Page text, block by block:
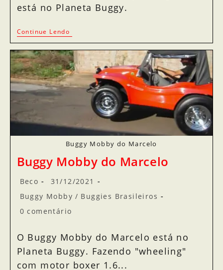
está no Planeta Buggy.
Continue Lendo
Buggy Mobby do Marcelo
Buggy Mobby do Marcelo
Beco
31/12/2021
Buggy Mobby / Buggies Brasileiros
0 comentário
O Buggy Mobby do Marcelo está no
Planeta Buggy. Fazendo "wheeling"
com motor boxer 1.6...